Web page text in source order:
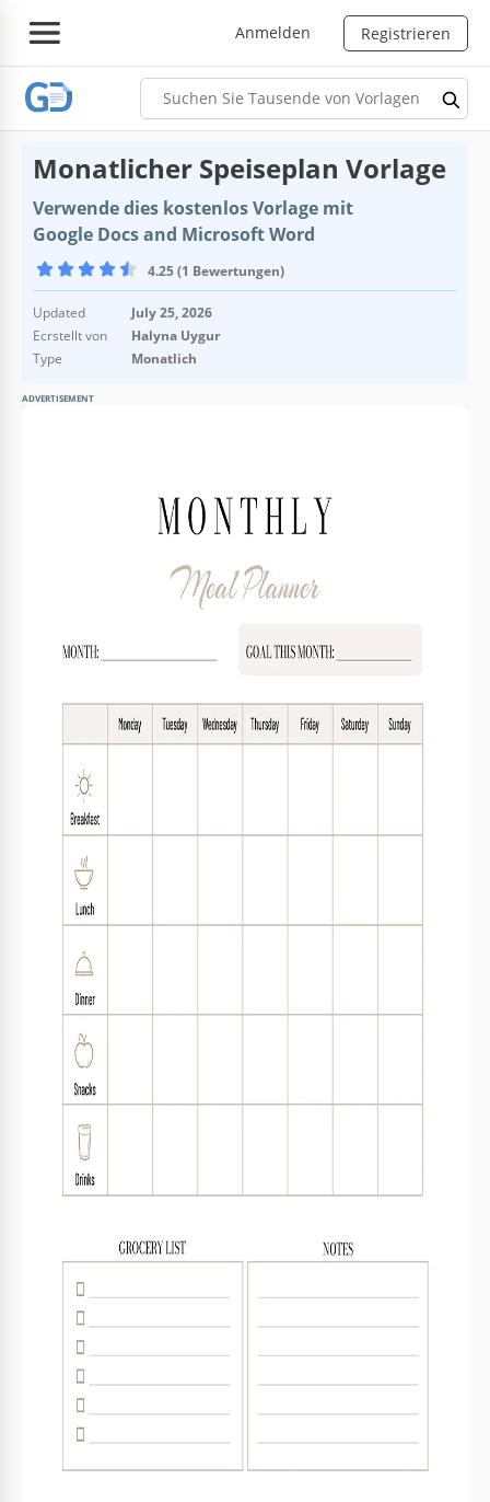
Anmelden Registrieren
Monatlicher Speiseplan Vorlage
Verwende dies kostenlos Vorlage mit
Google Docs and Microsoft Word
4.25 (1 Bewertungen)
Updated
July 25, 2026
Ecrstellt von
Halyna Uygur
Type
Monatlich
ADVERTISEMENT